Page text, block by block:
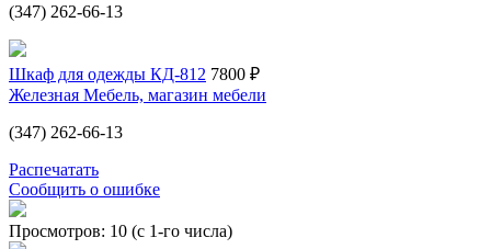
(347) 262-66-13
Шкаф для одежды КД-812 7800 ₽
Железная Мебель, магазин мебели
(347) 262-66-13
Распечатать
Сообщить о ошибке
Просмотров: 10 (с 1-го числа)